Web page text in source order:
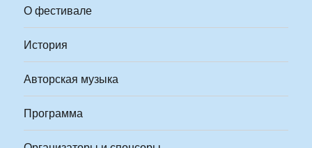
О фестивале
История
Авторская музыка
Программа